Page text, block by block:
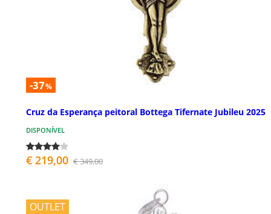
-37%
Cruz da Esperança peitoral Bottega Tifernate Jubileu 2025
DISPONÍVEL
€ 219,00 € 349,00
OUTLET